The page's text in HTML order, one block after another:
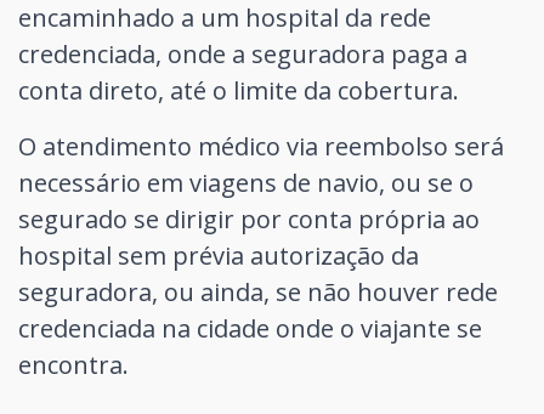
encaminhado a um hospital da rede
credenciada, onde a seguradora paga a
conta direto, até o limite da cobertura.
O atendimento médico via reembolso será
necessário em viagens de navio, ou se o
segurado se dirigir por conta própria ao
hospital sem prévia autorização da
seguradora, ou ainda, se não houver rede
credenciada na cidade onde o viajante se
encontra.